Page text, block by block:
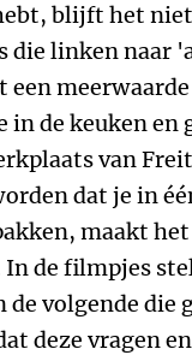
blijft het
die linken naar
een
in de keuken en
van
dat je in
maakt
In de filmpjes
de volgende
deze vragen